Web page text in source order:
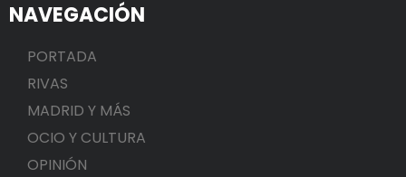
NAVEGACIÓN
PORTADA
RIVAS
MADRID Y MÁS
OCIO Y CULTURA
OPINIÓN